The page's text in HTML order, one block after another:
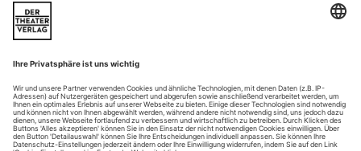
Bamberg,...
Die Juli-Theaterhighlights in Fernsehen und Radio.
Fernsehen